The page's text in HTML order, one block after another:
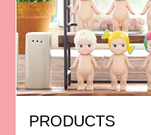
PRODUCTS